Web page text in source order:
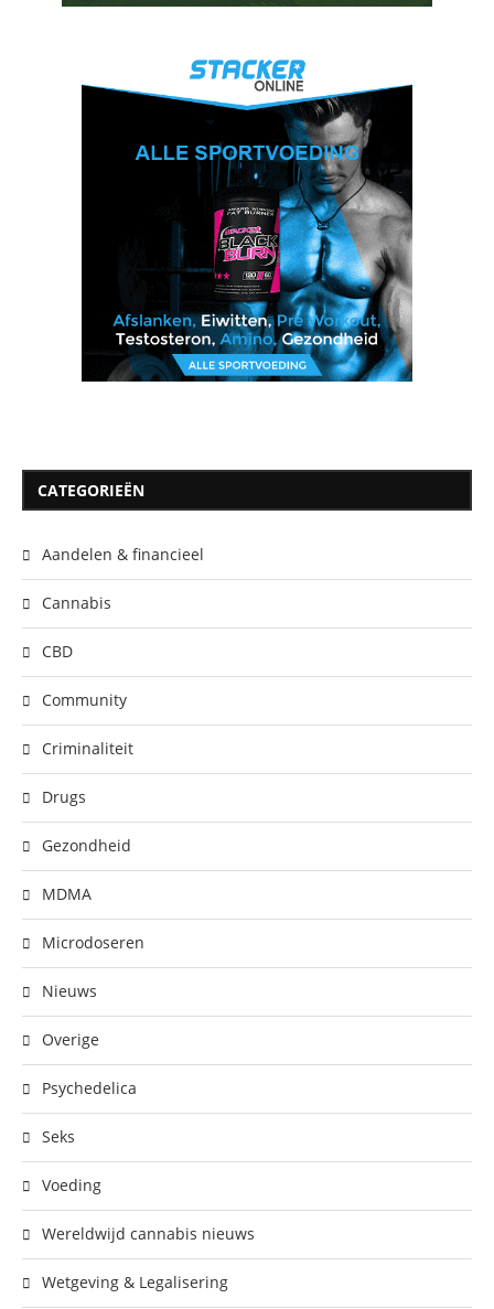
CATEGORIEËN
Aandelen & financieel
Cannabis
CBD
Community
Criminaliteit
Drugs
Gezondheid
MDMA
Microdoseren
Nieuws
Overige
Psychedelica
Seks
Voeding
Wereldwijd cannabis nieuws
Wetgeving & Legalisering